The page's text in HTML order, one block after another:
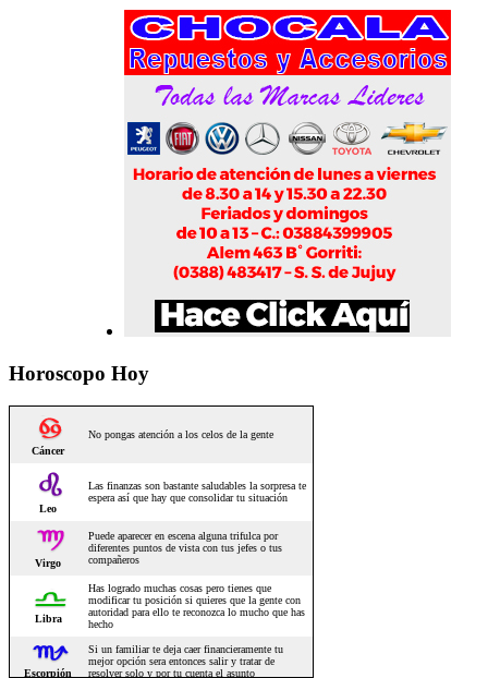
Horoscopo Hoy